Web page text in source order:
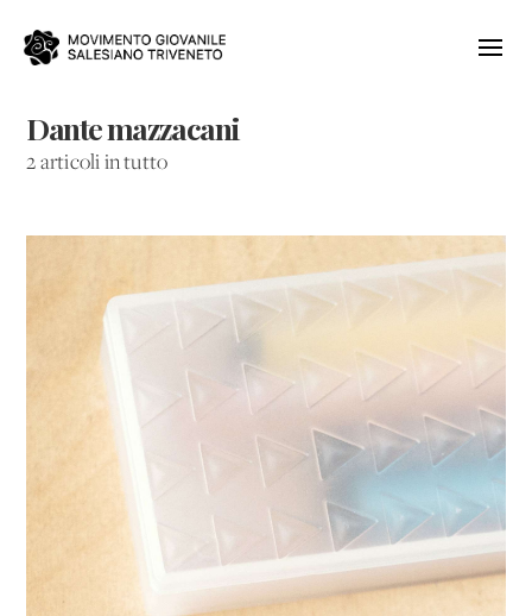
Dante mazzacani
2 articoli in tutto